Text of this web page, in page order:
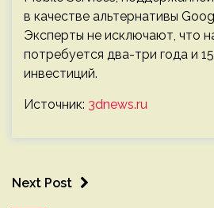
в качестве альтернативы
Эксперты не исключают, что
потребуется два-три года и
инвестиций.
Источник: 3dnews.ru
Next Post